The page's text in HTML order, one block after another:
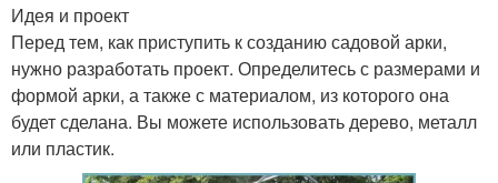
Идея и проект
Перед тем, как приступить к созданию садовой арки,
нужно разработать проект. Определитесь с размерами и
формой арки, а также с материалом, из которого она
будет сделана. Вы можете использовать дерево, металл
или пластик.